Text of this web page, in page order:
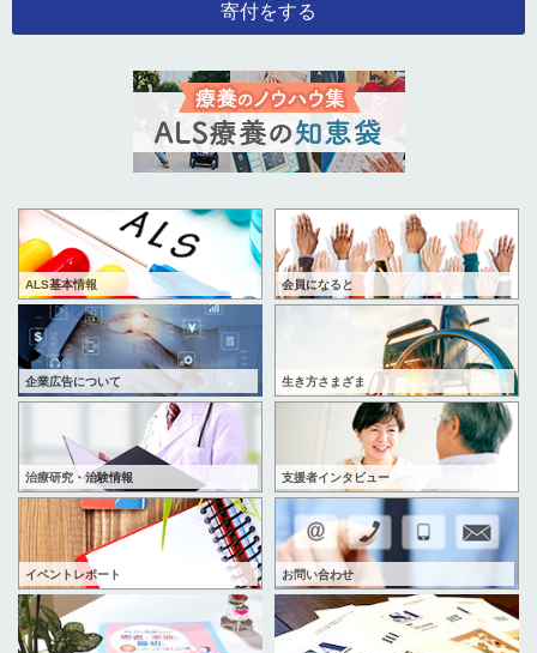
寄付をする
ALS基本情報 会員になると
企業広告について 生き方さまざま
治療研究・治験情報 支援者インタビュー
イベントレポート お問い合わせ